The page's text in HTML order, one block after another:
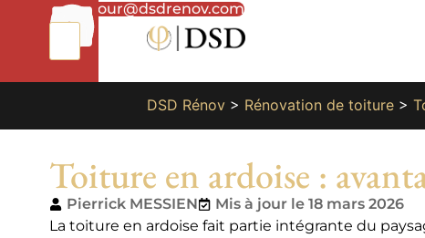
01
87
65
49
bonjour@dsdrenov.com
DSD Rénov > Rénovation de toiture >
Toiture en ardoise :
Pierrick MESSIEN
Mis à jour le 18 mars 2026
La toiture en ardoise fait partie intégrante du